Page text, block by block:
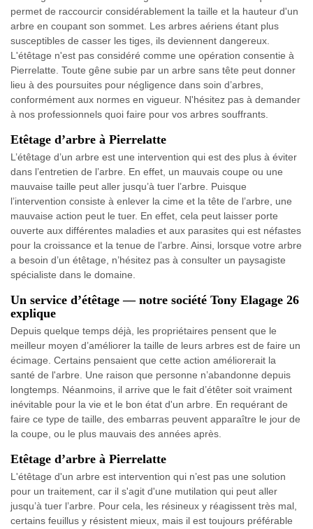
permet de raccourcir considérablement la taille et la hauteur d'un
arbre en coupant son sommet. Les arbres aériens étant plus
susceptibles de casser les tiges, ils deviennent dangereux.
L'étêtage n'est pas considéré comme une opération consentie à
Pierrelatte. Toute gêne subie par un arbre sans tête peut donner
lieu à des poursuites pour négligence dans soin d’arbres,
conformément aux normes en vigueur. N'hésitez pas à demander
à nos professionnels quoi faire pour vos arbres souffrants.
Etêtage d’arbre à Pierrelatte
L’étêtage d’un arbre est une intervention qui est des plus à éviter
dans l’entretien de l’arbre. En effet, un mauvais coupe ou une
mauvaise taille peut aller jusqu’à tuer l’arbre. Puisque
l’intervention consiste à enlever la cime et la tête de l’arbre, une
mauvaise action peut le tuer. En effet, cela peut laisser porte
ouverte aux différentes maladies et aux parasites qui est néfastes
pour la croissance et la tenue de l’arbre. Ainsi, lorsque votre arbre
a besoin d’un étêtage, n’hésitez pas à consulter un paysagiste
spécialiste dans le domaine.
Un service d’étêtage — notre société Tony Elagage 26
explique
Depuis quelque temps déjà, les propriétaires pensent que le
meilleur moyen d’améliorer la taille de leurs arbres est de faire un
écimage. Certains pensaient que cette action améliorerait la
santé de l'arbre. Une raison que personne n’abandonne depuis
longtemps. Néanmoins, il arrive que le fait d’étêter soit vraiment
inévitable pour la vie et le bon état d'un arbre. En requérant de
faire ce type de taille, des embarras peuvent apparaître le jour de
la coupe, ou le plus mauvais des années après.
Etêtage d’arbre à Pierrelatte
L'étêtage d'un arbre est intervention qui n’est pas une solution
pour un traitement, car il s'agit d'une mutilation qui peut aller
jusqu’à tuer l’arbre. Pour cela, les résineux y réagissent très mal,
certains feuillus y résistent mieux, mais il est toujours préférable